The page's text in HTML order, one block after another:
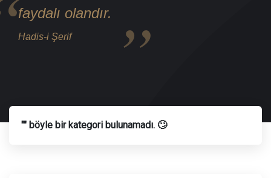
faydalı olandır.
Hadis-i Şerif
"" böyle bir kategori bulunamadı. 🙄